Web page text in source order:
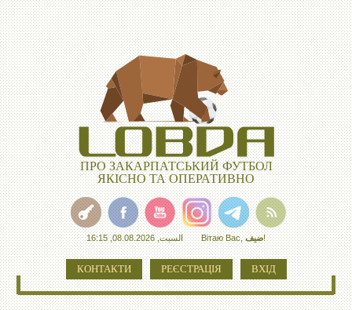
ПРО ЗАКАРПАТСЬКИЙ ФУТБОЛ
ЯКІСНО ТА ОПЕРАТИВНО
السبت, 08.08.2026, 16:15 Вітаю Вас,ضيف!
КОНТАКТИ РЕЄСТРАЦІЯ ВХІД